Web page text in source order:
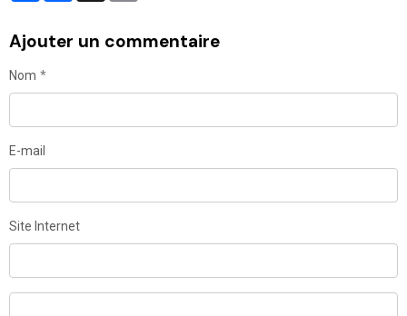
Ajouter un commentaire
Nom
E-mail
Site Internet